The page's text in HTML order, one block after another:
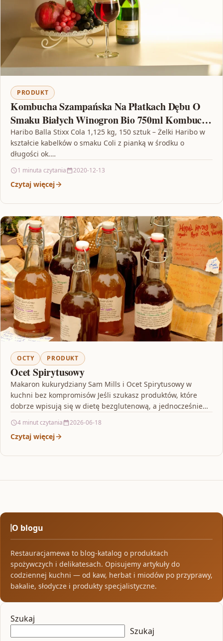
PRODUKT
Kombucha Szampańska Na Płatkach Dębu O
Smaku Białych Winogron Bio 750ml Kombucha
By Laurent
Haribo Balla Stixx Cola 1,125 kg, 150 sztuk – Żelki Haribo w
kształcie kabelków o smaku Coli z pianką w środku o
długości ok.…
1 minuta czytania 2020-12-13
Czytaj więcej
OCTY PRODUKT
Ocet Spirytusowy
Makaron kukurydziany Sam Mills i Ocet Spirytusowy w
kuchni bez kompromisów Jeśli szukasz produktów, które
dobrze wpisują się w dietę bezglutenową, a jednocześnie
4 minut czytania 2026-06-18
Czytaj więcej
O blogu
Restauracjamewa to blog-katalog o produktach
spożywczych i delikatesach. Opisujemy artykuły do
codziennej kuchni — od kaw, herbat i miodów po przyprawy,
bakalie, słodycze i produkty specjalistyczne.
Szukaj
Szukaj